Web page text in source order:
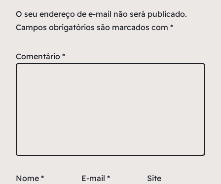
O seu endereço de e-mail não será publicado.
Campos obrigatórios são marcados com *
Comentário *
Nome * E-mail * Site